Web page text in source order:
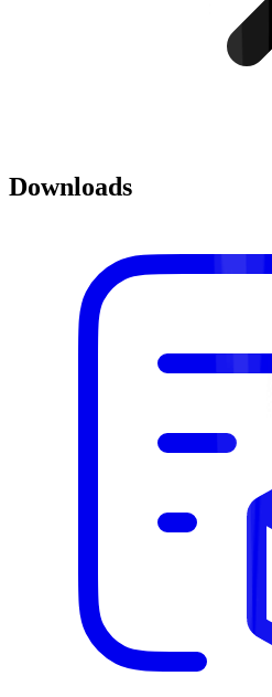
Downloads